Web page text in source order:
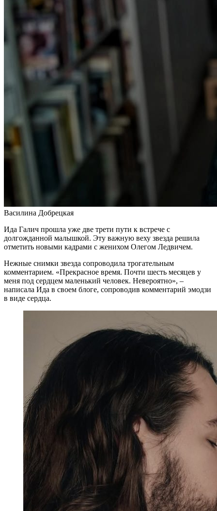
Василина Добрецкая
Ида Галич прошла уже две трети пути к встрече с
долгожданной малышкой. Эту важную веху звезда решила
отметить новыми кадрами с женихом Олегом Ледвичем.
Нежные снимки звезда сопроводила трогательным
комментарием. «Прекрасное время. Почти шесть месяцев у
меня под сердцем маленький человек. Невероятно», –
написала Ида в своем блоге, сопроводив комментарий эмодзи
в виде сердца.